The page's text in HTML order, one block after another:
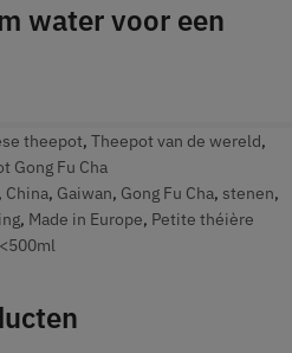
water voor een
theepot, Theepot van de wereld,
Gong Fu Cha
, China, Gaiwan, Gong Fu Cha, stenen,
, Made in Europe, Petite théière
<500ml